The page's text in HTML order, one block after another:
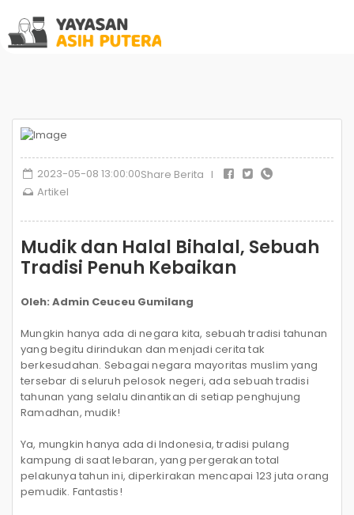
2023-05-08 13:00:00
Artikel
Share Berita I
Mudik dan Halal Bihalal, Sebuah
Tradisi Penuh Kebaikan
Oleh: Admin Ceuceu Gumilang
Mungkin hanya ada di negara kita, sebuah tradisi tahunan
yang begitu dirindukan dan menjadi cerita tak
berkesudahan. Sebagai negara mayoritas muslim yang
tersebar di seluruh pelosok negeri, ada sebuah tradisi
tahunan yang selalu dinantikan di setiap penghujung
Ramadhan, mudik!
Ya, mungkin hanya ada di Indonesia, tradisi pulang
kampung di saat lebaran, yang pergerakan total
pelakunya tahun ini, diperkirakan mencapai 123 juta orang
pemudik. Fantastis!